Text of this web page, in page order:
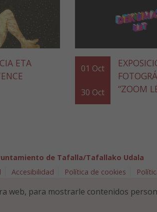
ETA
01 Oct
30 Oct
“ZOOM
de Tafalla/Tafallako Udala
Accesibilidad Política de cookies
(NAVARRA)
948 70 18 11
web, para mostrarle contenidos